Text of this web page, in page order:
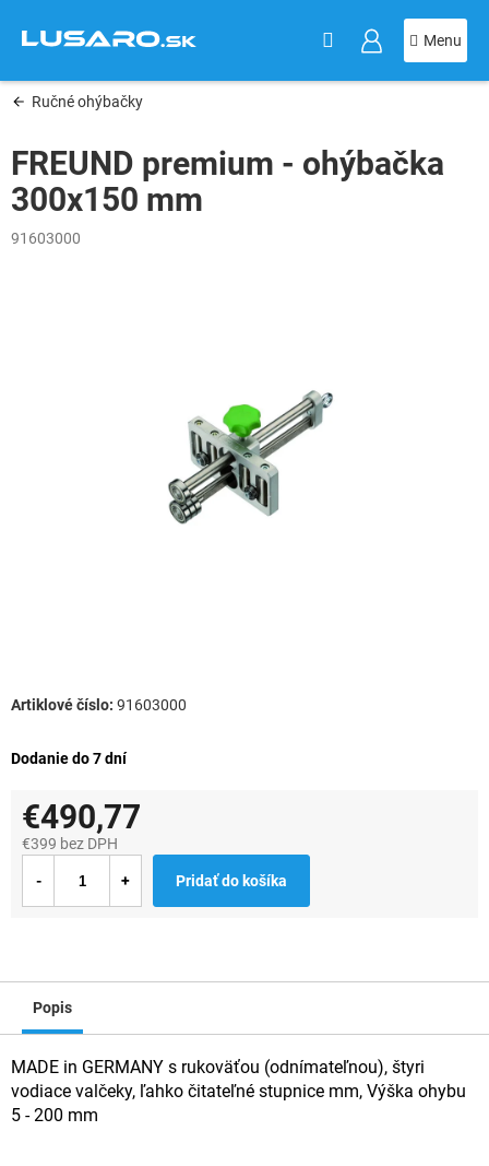
obsah
Ručné ohýbačky
FREUND premium - ohýbačka
300x150 mm
91603000
Dodanie do 7 dní
91603000
€490,77
€399 bez DPH
cena:
Pridať do košíka
Popis
MADE in GERMANY s rukoväťou (odnímateľnou), štyri
vodiace valčeky, ľahko čitateľné stupnice mm, Výška ohybu
5 - 200 mm